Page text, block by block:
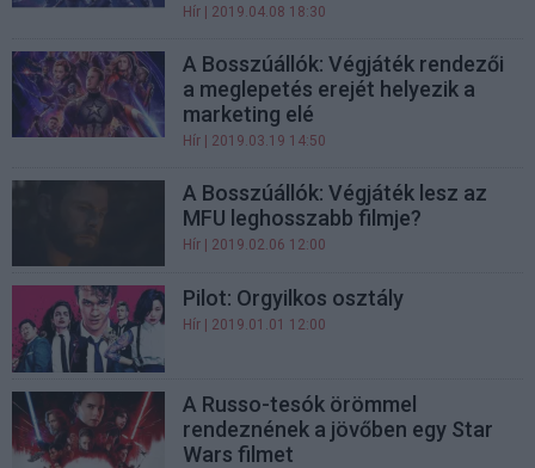
Hír | 2019.04.08 18:30
A Bosszúállók: Végjáték rendezői
a meglepetés erejét helyezik a
marketing elé
Hír | 2019.03.19 14:50
A Bosszúállók: Végjáték lesz az
MFU leghosszabb filmje?
Hír | 2019.02.06 12:00
Pilot: Orgyilkos osztály
Hír | 2019.01.01 12:00
A Russo-tesók örömmel
rendeznének a jövőben egy Star
Wars filmet